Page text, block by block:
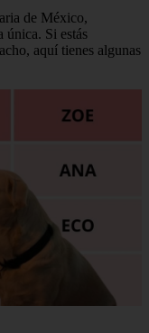
de México,
única. Si estás
aquí tienes algunas